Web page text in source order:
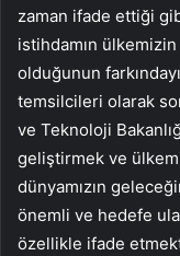
zaman ifade ettiği
istihdamın
olduğunun
temsilcileri olarak
ve Teknoloji
geliştirmek ve
dünyamızın
önemli ve hedefe
özellikle ifade